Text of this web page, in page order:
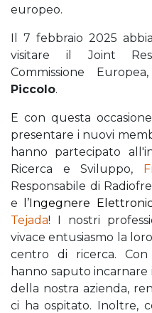
europeo.
Il 7 febbraio 2025
visitare il Joint
Commissione
Piccolo.
E con questa
presentare i nuovi
hanno partecipato
Ricerca e Sviluppo,
Responsabile di
e l’Ingegnere
Tejada! I nostri
vivace entusiasmo la
centro di ricerca.
hanno saputo
della nostra azienda,
ci ha ospitato. Inoltre,